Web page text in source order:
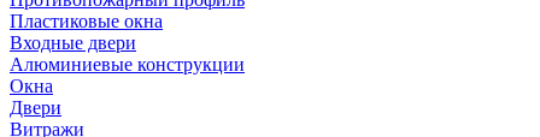
Пластиковые окна
Входные двери
Алюминиевые конструкции
Окна
Двери
Витражи